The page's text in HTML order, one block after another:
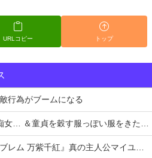
URLコピー トップ
行為がブームになる
穀す服っぽい服をきたホウオウボクへの反応！！！
千紅』真の主人公マイユニはキャラメイクが可能